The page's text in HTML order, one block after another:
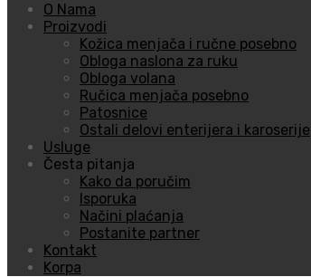
O Nama
Proizvodi
Kožica menjača i ručne posebno
Obloga naslona za ruku
Obloga volana
Ručica menjača posebno
Patosnice
Ostali delovi enterijera i karoserije
Usluge
Česta pitanja
Kako da poručim
Isporuka
Načini plaćanja
Postanite partner
Kontakt
Korpa